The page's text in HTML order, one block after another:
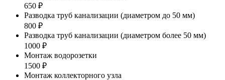
650 ₽
Разводка труб канализации (диаметром до 50 мм)
800 ₽
Разводка труб канализации (диаметром более 50 мм)
1000 ₽
Монтаж водорозетки
1500 ₽
Монтаж коллекторного узла